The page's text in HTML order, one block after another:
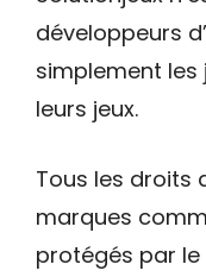
développeurs
simplement
leurs jeux.
Tous les droits
marques
protégés par le